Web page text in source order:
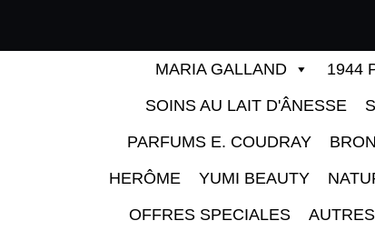
MARIA GALLAND
1944
SOINS AU LAIT D'ÂNESSE
PARFUMS E. COUDRAY
HERÔME
YUMI BEAUTY
OFFRES SPECIALES